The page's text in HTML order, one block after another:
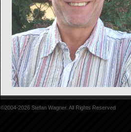
©2004-2026 Stefan Wagner. All Rights Reserved